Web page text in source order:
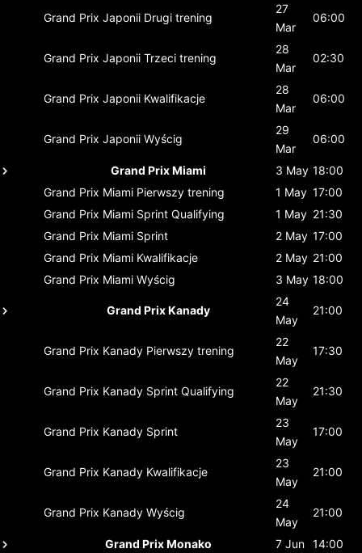
Grand Prix Japonii Drugi trening
27
Mar
06:00
Grand Prix Japonii Trzeci trening
28
Mar
02:30
Grand Prix Japonii Kwalifikacje
28
Mar
06:00
Grand Prix Japonii Wyścig
29
Mar
06:00
Grand Prix Miami 3 May 18:00
Grand Prix Miami Pierwszy trening 1 May 17:00
Grand Prix Miami Sprint Qualifying 1 May 21:30
Grand Prix Miami Sprint 2 May 17:00
Grand Prix Miami Kwalifikacje 2 May 21:00
Grand Prix Miami Wyścig 3 May 18:00
Grand Prix Kanady
24
May
21:00
Grand Prix Kanady Pierwszy trening
22
May
17:30
Grand Prix Kanady Sprint Qualifying
22
May
21:30
Grand Prix Kanady Sprint
23
May
17:00
Grand Prix Kanady Kwalifikacje
23
May
21:00
Grand Prix Kanady Wyścig
24
May
21:00
Grand Prix Monako 7 Jun 14:00